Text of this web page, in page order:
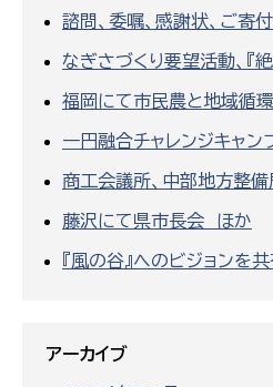
諮問、委嘱、感謝状、ご寄
なぎさづくり要望活動、『
福岡にて市民農と地域循
一円融合チャレンジキャ
商工会議所、中部地方整
藤沢にて県市長会 ほか
『風の谷』へのビジョンを
アーカイブ